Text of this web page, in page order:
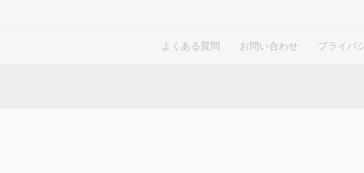
よくある質問 お問い合わせ プライバ